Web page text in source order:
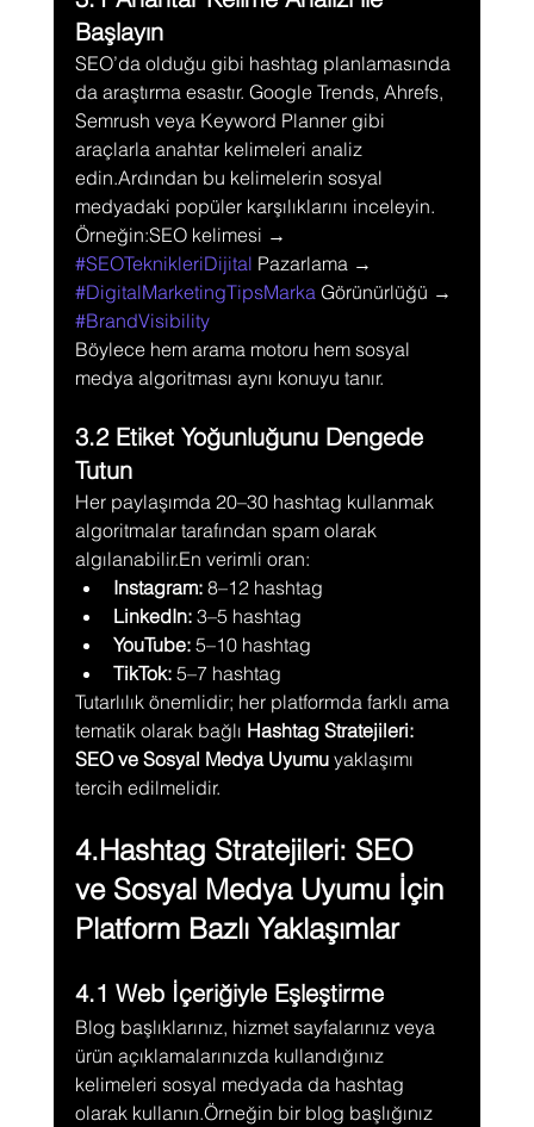
Başlayın
SEO’da olduğu gibi hashtag planlamasında
da araştırma esastır. Google Trends, Ahrefs,
Semrush veya Keyword Planner gibi
araçlarla anahtar kelimeleri analiz
edin.Ardından bu kelimelerin sosyal
medyadaki popüler karşılıklarını inceleyin.
Örneğin:SEO kelimesi →
#SEOTeknikleriDijital Pazarlama →
#DigitalMarketingTipsMarka Görünürlüğü →
#BrandVisibility
Böylece hem arama motoru hem sosyal
medya algoritması aynı konuyu tanır.
3.2 Etiket Yoğunluğunu Dengede
Tutun
Her paylaşımda 20–30 hashtag kullanmak
algoritmalar tarafından spam olarak
algılanabilir.En verimli oran:
Instagram: 8–12 hashtag
LinkedIn: 3–5 hashtag
YouTube: 5–10 hashtag
TikTok: 5–7 hashtag
Tutarlılık önemlidir; her platformda farklı ama
tematik olarak bağlı Hashtag Stratejileri:
SEO ve Sosyal Medya Uyumu yaklaşımı
tercih edilmelidir.
4.Hashtag Stratejileri: SEO
ve Sosyal Medya Uyumu İçin
Platform Bazlı Yaklaşımlar
4.1 Web İçeriğiyle Eşleştirme
Blog başlıklarınız, hizmet sayfalarınız veya
ürün açıklamalarınızda kullandığınız
kelimeleri sosyal medyada da hashtag
olarak kullanın.Örneğin bir blog başlığınız